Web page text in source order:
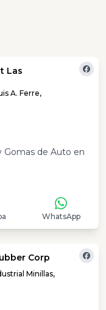
Las
A. Ferre,
Gomas de Auto en
WhatsApp
Corp
Minillas,